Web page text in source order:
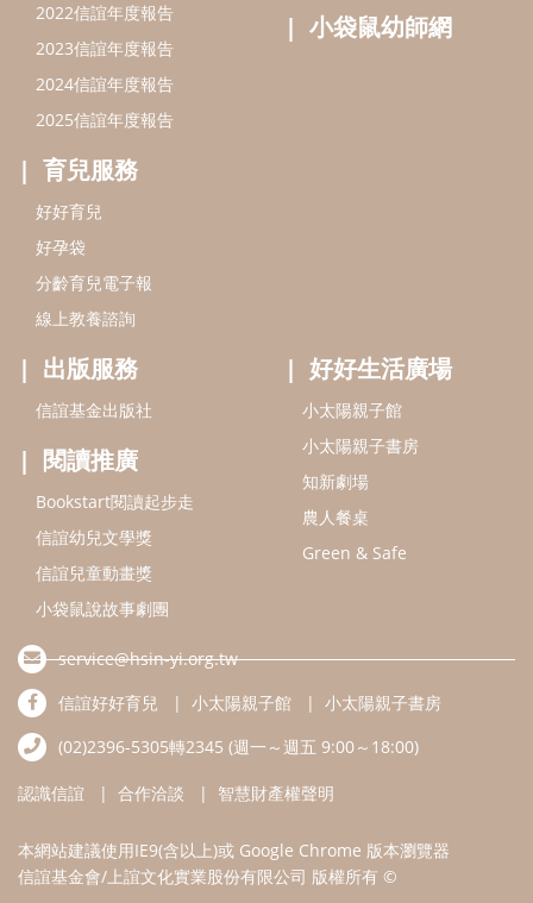
2022信誼年度報告
2023信誼年度報告
2024信誼年度報告
2025信誼年度報告
育兒服務
好好育兒
好孕袋
分齡育兒電子報
線上教養諮詢
小袋鼠幼師網
出版服務
信誼基金出版社
閱讀推廣
Bookstart閱讀起步走
信誼幼兒文學獎
信誼兒童動畫獎
小袋鼠說故事劇團
好好生活廣場
小太陽親子館
小太陽親子書房
知新劇場
農人餐桌
Green & Safe
service@hsin-yi.org.tw
信誼好好育兒
小太陽親子館
小太陽親子書房
(02)2396-5305轉2345 (週一～週五 9:00～18:00)
認識信誼 合作洽談 智慧財產權聲明
本網站建議使用IE9(含以上)或 Google Chrome 版本瀏覽器
信誼基金會/上誼文化實業股份有限公司 版權所有 ©